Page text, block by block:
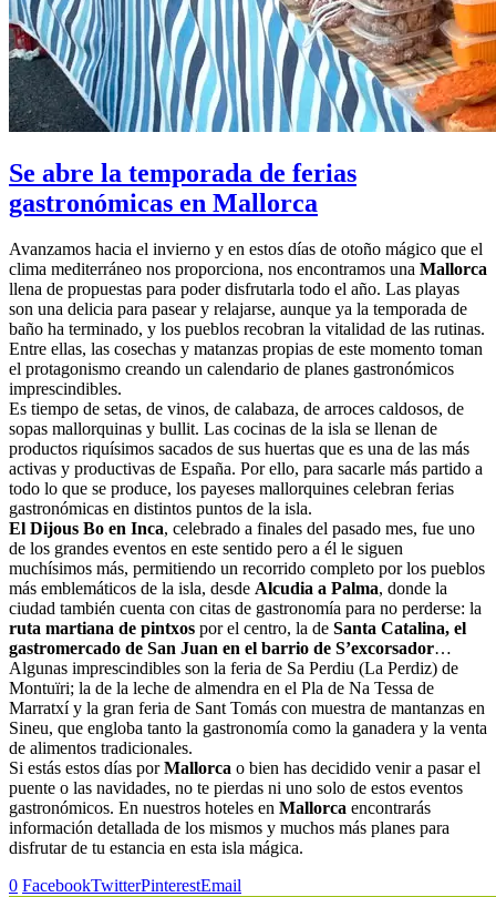
Se abre la temporada de ferias
gastronómicas en Mallorca
Avanzamos hacia el invierno y en estos días de otoño mágico que el
clima mediterráneo nos proporciona, nos encontramos una Mallorca
llena de propuestas para poder disfrutarla todo el año. Las playas
son una delicia para pasear y relajarse, aunque ya la temporada de
baño ha terminado, y los pueblos recobran la vitalidad de las rutinas.
Entre ellas, las cosechas y matanzas propias de este momento toman
el protagonismo creando un calendario de planes gastronómicos
imprescindibles.
Es tiempo de setas, de vinos, de calabaza, de arroces caldosos, de
sopas mallorquinas y bullit. Las cocinas de la isla se llenan de
productos riquísimos sacados de sus huertas que es una de las más
activas y productivas de España. Por ello, para sacarle más partido a
todo lo que se produce, los payeses mallorquines celebran ferias
gastronómicas en distintos puntos de la isla.
El Dijous Bo en Inca, celebrado a finales del pasado mes, fue uno
de los grandes eventos en este sentido pero a él le siguen
muchísimos más, permitiendo un recorrido completo por los pueblos
más emblemáticos de la isla, desde Alcudia a Palma, donde la
ciudad también cuenta con citas de gastronomía para no perderse: la
ruta martiana de pintxos por el centro, la de Santa Catalina, el
gastromercado de San Juan en el barrio de S’excorsador…
Algunas imprescindibles son la feria de Sa Perdiu (La Perdiz) de
Montuïri; la de la leche de almendra en el Pla de Na Tessa de
Marratxí y la gran feria de Sant Tomás con muestra de mantanzas en
Sineu, que engloba tanto la gastronomía como la ganadera y la venta
de alimentos tradicionales.
Si estás estos días porMallorca o bien has decidido venir a pasar el
puente o las navidades, no te pierdas ni uno solo de estos eventos
gastronómicos. En nuestros hoteles en Mallorca encontrarás
información detallada de los mismos y muchos más planes para
disfrutar de tu estancia en esta isla mágica.
0 FacebookTwitterPinterestEmail